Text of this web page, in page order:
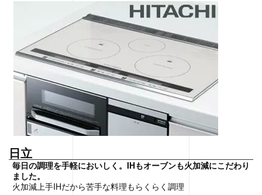
日立
毎日の調理を手軽においしく。IHもオーブンも火加減にこだわり
ました。
火加減上手IHだから苦手な料理もらくらく調理